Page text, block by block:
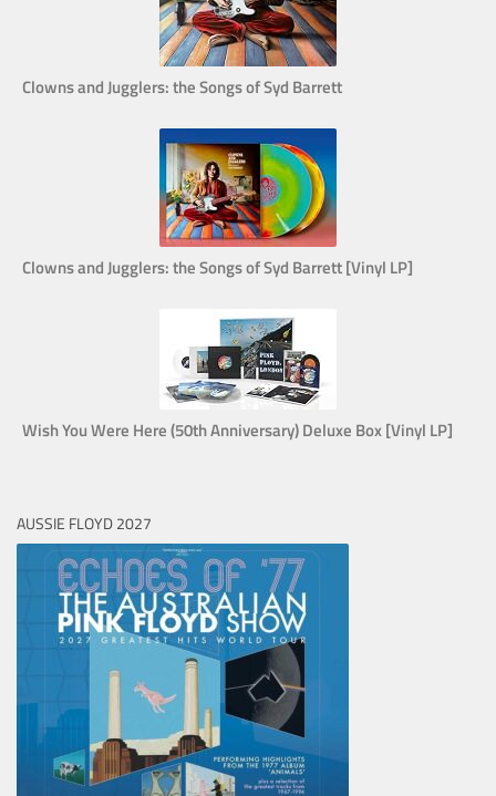
Clowns and Jugglers: the Songs of Syd Barrett
Clowns and Jugglers: the Songs of Syd Barrett [Vinyl LP]
Wish You Were Here (50th Anniversary) Deluxe Box [Vinyl LP]
AUSSIE FLOYD 2027